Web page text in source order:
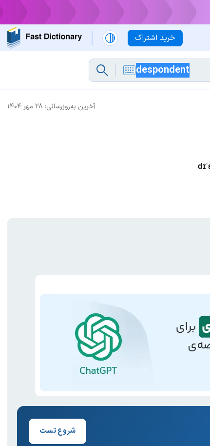
خرید اشتراک
آخرین به‌روزرسانی: ۲۸ مهر ۱۴۰۴
شروع تست